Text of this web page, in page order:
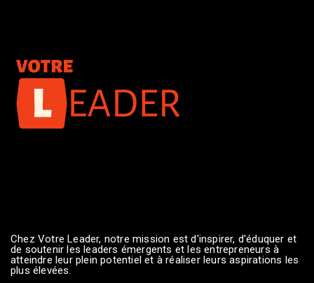
Chez Votre Leader, notre mission est d'inspirer, d'éduquer et
de soutenir les leaders émergents et les entrepreneurs à
atteindre leur plein potentiel et à réaliser leurs aspirations les
plus élevées.